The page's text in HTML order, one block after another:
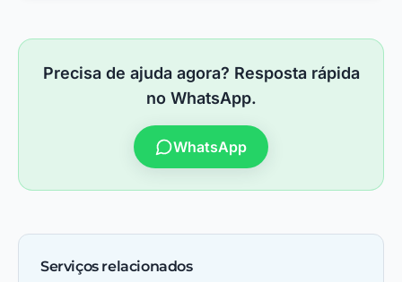
Precisa de ajuda agora? Resposta rápida
no WhatsApp.
WhatsApp
Serviços relacionados